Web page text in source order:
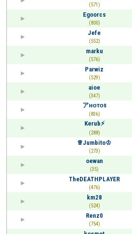
(571)
Egoorcs
(800)
Jefe
(552)
marku
(576)
Parwiz
(529)
aioe
(347)
アʜᴏᴛᴏꜱ
(836)
Kerub⚡
(288)
♕Jumbito♔
(273)
oewan
(35)
TheDEATHPLAYER
(476)
km28
(524)
Renz0
(754)